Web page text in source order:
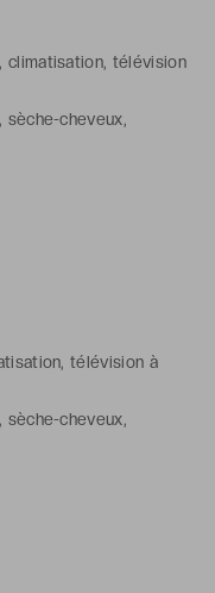
climatisation, télévision
cheveux,
télévision à
cheveux,